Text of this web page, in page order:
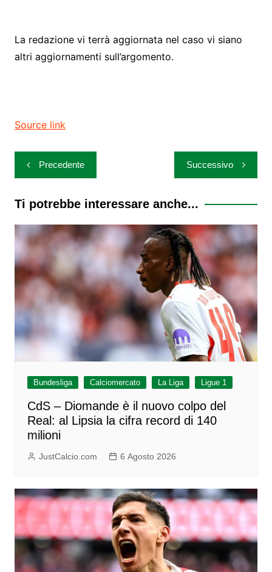
La redazione vi terrà aggiornata nel caso vi siano
altri aggiornamenti sull’argomento.
Source link
Navigazione
articoli
Precedente Successivo
Ti potrebbe interessare anche...
Bundesliga Calciomercato La Liga Ligue 1
CdS – Diomande è il nuovo colpo del
Real: al Lipsia la cifra record di 140
milioni
JustCalcio.com 6 Agosto 2026